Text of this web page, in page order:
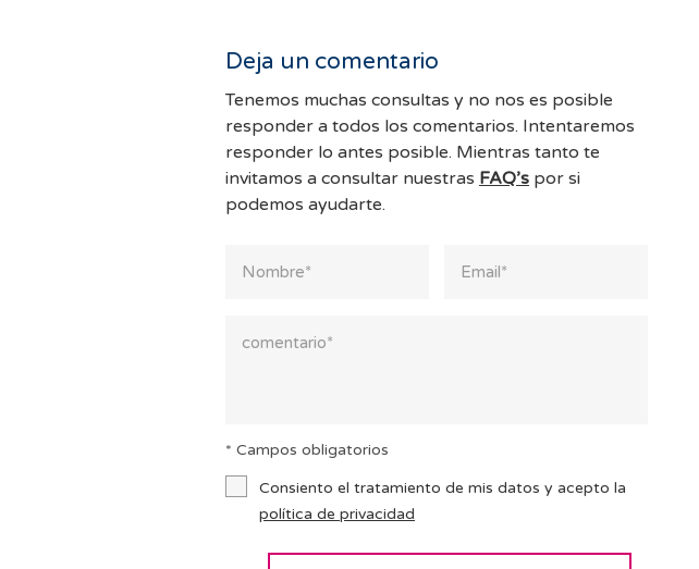
Deja un comentario
Tenemos muchas consultas y no nos es posible
responder a todos los comentarios. Intentaremos
responder lo antes posible. Mientras tanto te
invitamos a consultar nuestras FAQ’s por si
podemos ayudarte.
* Campos obligatorios
Consiento el tratamiento de mis datos y acepto la
política de privacidad